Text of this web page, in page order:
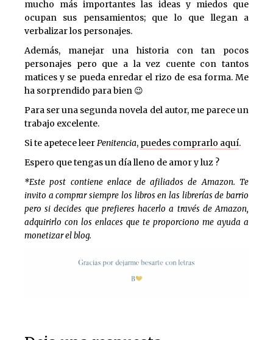
mucho más importantes las ideas y miedos que
ocupan sus pensamientos; que lo que llegan a
verbalizar los personajes.
Además, manejar una historia con tan pocos
personajes pero que a la vez cuente con tantos
matices y se pueda enredar el rizo de esa forma. Me
ha sorprendido para bien 😉
Para ser una segunda novela del autor, me parece un
trabajo excelente.
Si te apetece leerPenitencia, puedes comprarlo aquí.
Espero que tengas un día lleno de amor y luz ?
*Este post contiene enlace de afiliados de Amazon. Te
invito a comprar siempre los libros en las librerías de barrio
pero si decides que prefieres hacerlo a través de Amazon,
adquirirlo con los enlaces que te proporciono me ayuda a
monetizar el blog.